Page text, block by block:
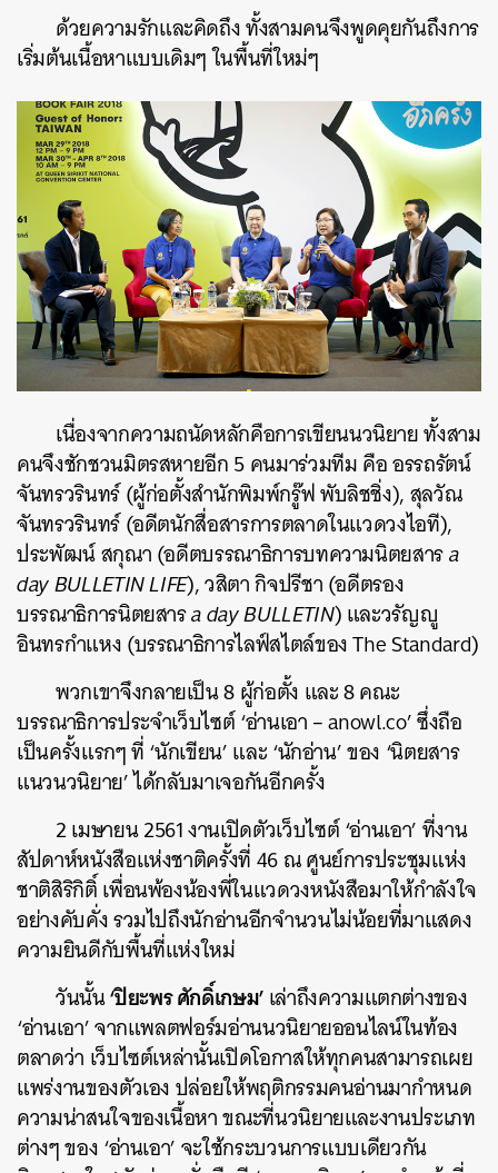
ด้วยความรักและคิดถึง ทั้งสามคนจึงพูดคุยกันถึงการ
เริ่มต้นเนื้อหาแบบเดิมๆ ในพื้นที่ใหม่ๆ
เนื่องจากความถนัดหลักคือการเขียนนวนิยาย ทั้งสาม
คนจึงชักชวนมิตรสหายอีก 5 คนมาร่วมทีม คือ อรรถรัตน์
จันทรวรินทร์ (ผู้ก่อตั้งสำนักพิมพ์กรู๊ฟ พับลิชชิ่ง), สุลวัณ
จันทรวรินทร์ (อดีตนักสื่อสารการตลาดในแวดวงไอที),
ประพัฒน์ สกุณา (อดีตบรรณาธิการบทความนิตยสารa
day BULLETIN LIFE), วสิตา กิจปรีชา (อดีตรอง
บรรณาธิการนิตยสารa day BULLETIN) และวรัญญู
อินทรกำแหง (บรรณาธิการไลฟ์สไตล์ของ The Standard)
พวกเขาจึงกลายเป็น 8 ผู้ก่อตั้ง และ 8 คณะ
บรรณาธิการประจำเว็บไซต์ ‘อ่านเอา – anowl.co’ ซึ่งถือ
เป็นครั้งแรกๆ ที่ ‘นักเขียน’ และ ‘นักอ่าน’ ของ ‘นิตยสาร
แนวนวนิยาย’ ได้กลับมาเจอกันอีกครั้ง
2 เมษายน 2561 งานเปิดตัวเว็บไซต์ ‘อ่านเอา’ ที่งาน
สัปดาห์หนังสือแห่งชาติครั้งที่ 46 ณ ศูนย์การประชุมแห่ง
ชาติสิริกิติ์ เพื่อนพ้องน้องพี่ในแวดวงหนังสือมาให้กำลังใจ
อย่างคับคั่ง รวมไปถึงนักอ่านอีกจำนวนไม่น้อยที่มาแสดง
ความยินดีกับพื้นที่แห่งใหม่
วันนั้น‘ปิยะพร ศักดิ์เกษม’เล่าถึงความแตกต่างของ
‘อ่านเอา’ จากแพลตฟอร์มอ่านนวนิยายออนไลน์ในท้อง
ตลาดว่า เว็บไซต์เหล่านั้นเปิดโอกาสให้ทุกคนสามารถเผย
แพร่งานของตัวเอง ปล่อยให้พฤติกรรมคนอ่านมากำหนด
ความน่าสนใจของเนื้อหา ขณะที่นวนิยายและงานประเภท
ต่างๆ ของ ‘อ่านเอา’ จะใช้กระบวนการแบบเดียวกัน